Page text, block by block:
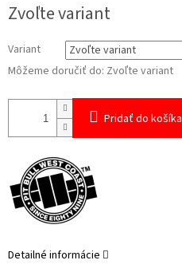
cena:
Zvoľte variant
Variant
Môžeme doručiť do: Zvoľte variant
Pridať do košíka
Detailné informácie